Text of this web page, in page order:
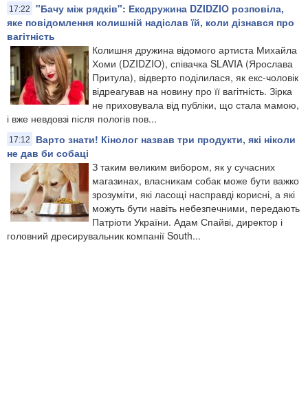
17:22
"Бачу між рядків": Ексдружина DZIDZIO розповіла,
яке повідомлення колишній надіслав їй, коли дізнався про
вагітність
Колишня дружина відомого артиста Михайла
Хоми (DZIDZIO), співачка SLAVIA (Ярослава
Притула), відверто поділилася, як екс-чоловік
відреагував на новину про її вагітність. Зірка
не приховувала від публіки, що стала мамою,
і вже невдовзі після пологів пов...
17:12
Варто знати! Кінолог назвав три продукти, які ніколи
не дав би собаці
З таким великим вибором, як у сучасних
магазинах, власникам собак може бути важко
зрозуміти, які ласощі насправді корисні, а які
можуть бути навіть небезпечними, передають
Патріоти України. Адам Спайві, директор і
головний дресирувальник компанії South...